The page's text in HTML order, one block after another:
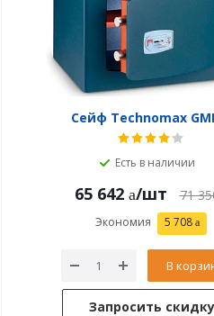
Сейф Technomax
Есть в наличии
65 642 /шт 71
Экономия 5 708
В
Запросить скидку